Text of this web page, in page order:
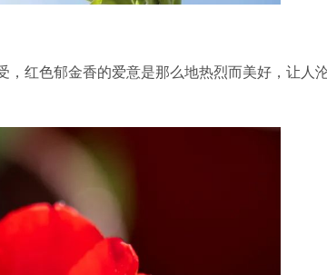
红色郁金香的爱意是那么地热烈而美好，让人